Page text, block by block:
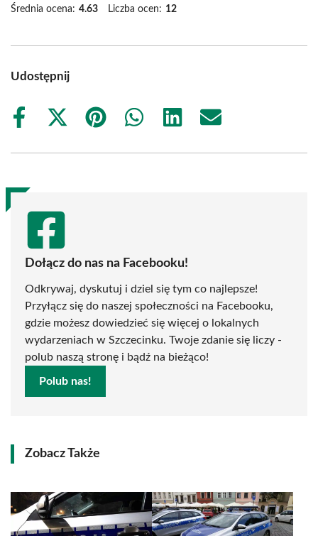
Średnia ocena: 4.63 Liczba ocen: 12
Udostępnij
Share
Share
(Twitter)
Share
Share
Share
Share
Dołącz do nas na Facebooku!
Odkrywaj, dyskutuj i dziel się tym co najlepsze!
Przyłącz się do naszej społeczności na Facebooku,
gdzie możesz dowiedzieć się więcej o lokalnych
wydarzeniach w Szczecinku. Twoje zdanie się liczy -
polub naszą stronę i bądź na bieżąco!
Polub nas!
Zobacz Także